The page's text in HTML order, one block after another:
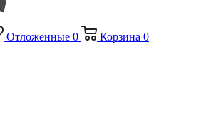
Отложенные 0 Корзина 0